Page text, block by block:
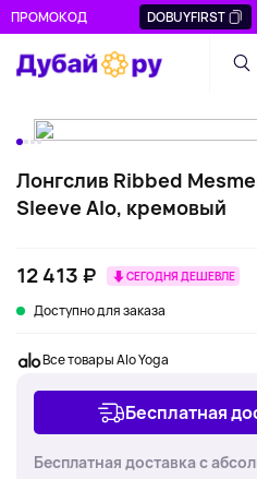
ПРОМОКОД DOBUYFIRST
Лонгслив Ribbed
Sleeve Alo, кремовый
12 413 ₽ СЕГОДНЯ ДЕШЕВЛЕ
Доступно для заказа
Все товары Alo Yoga
Бесплатная
Бесплатная доставка с